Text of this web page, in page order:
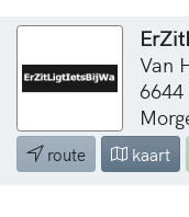
Van
route kaart